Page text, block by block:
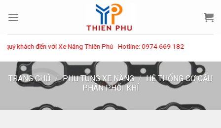
khách đến với Xe Nâng Thiên Phú - Hotline: 0974 669 182
TRANG CHỦ / PHỤ TÙNG XE NÂNG / HỆ THỐNG CƠ CẤU
PHÂN PHỐI KHÍ